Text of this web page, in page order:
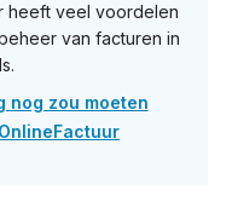
heeft veel voordelen
van facturen in
nog zou moeten